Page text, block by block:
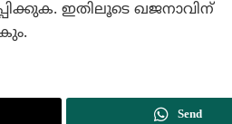
ഇതിലൂടെ ഖജനാവിന്
Send